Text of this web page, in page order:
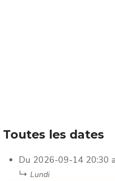
Toutes les dates
Du 2026-09-14 20:30
↳Lundi